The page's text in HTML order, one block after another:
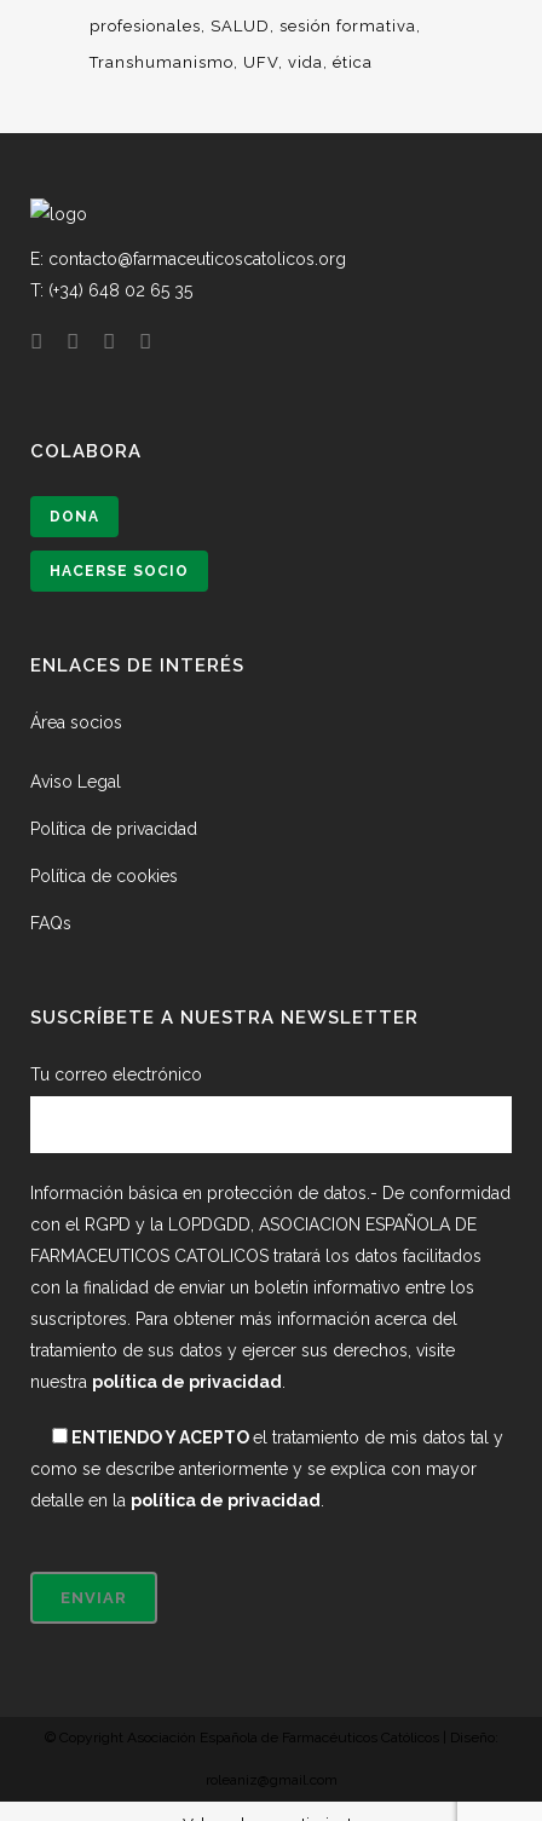
profesionales
SALUD
sesión formativa
Transhumanismo
UFV vida ética
E: contacto@farmaceuticoscatolicos.org
T: (+34) 648 02 65 35
COLABORA
DONA
HACERSE SOCIO
ENLACES DE INTERÉS
Área socios
Aviso Legal
Política de privacidad
Política de cookies
FAQs
SUSCRÍBETE A NUESTRA NEWSLETTER
Tu correo electrónico
Información básica en protección de datos.- De conformidad
con el RGPD y la LOPDGDD, ASOCIACION ESPAÑOLA DE
FARMACEUTICOS CATOLICOS tratará los datos facilitados
con la finalidad de enviar un boletín informativo entre los
suscriptores. Para obtener más información acerca del
tratamiento de sus datos y ejercer sus derechos, visite
nuestra política de privacidad
ENTIENDO Y ACEPTOel tratamiento de mis datos tal y
como se describe anteriormente y se explica con mayor
detalle en la política de privacidad
© Copyright Asociación Española de Farmacéuticos Católicos | Diseño:
roleaniz@gmail.com